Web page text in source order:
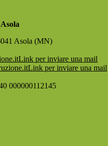
Asola (MN)
Link per inviare una mail
Link per inviare una mail
000000112145